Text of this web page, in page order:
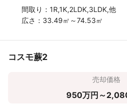
間取り： 1R,1K,2LDK,3LDK,他
広さ： 33.49㎡～74.53㎡
コスモ蕨2
売却価格
950万円～